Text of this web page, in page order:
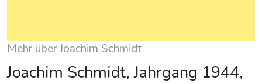
Mehr über Joachim Schmidt
Joachim Schmidt, Jahrgang 1944,